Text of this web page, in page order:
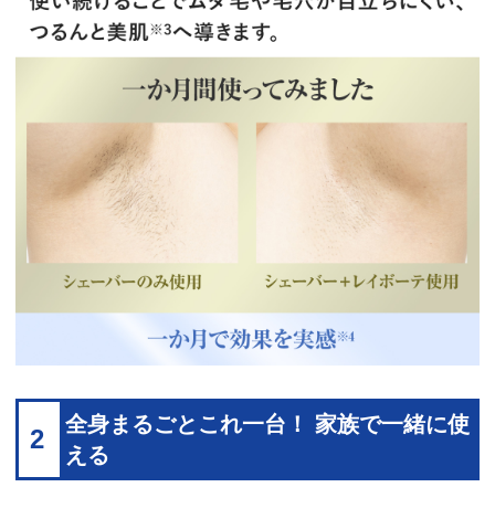
2
全身まるごとこれ一台！ 家族で一緒に使
える